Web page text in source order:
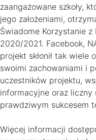
zaangażowane szkoły,
jego założeniami,
Świadome Korzystanie
2020/2021. Facebook,
projekt skłonił tak wiele
swoimi zachowaniami i
uczestników projektu,
informacyjne oraz liczny
prawdziwym sukcesem
Więcej informacji